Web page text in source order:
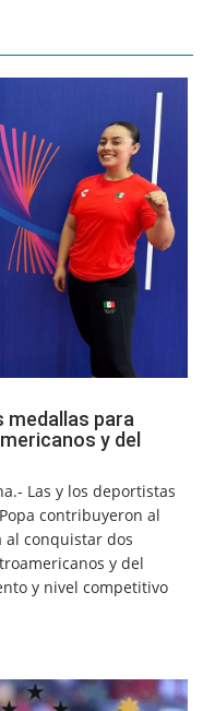
medallas para
y del
Las y los deportistas
contribuyeron al
al conquistar dos
y del
y nivel competitivo